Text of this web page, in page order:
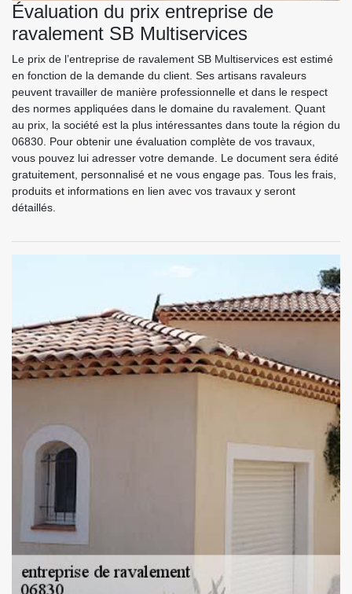
Évaluation du prix entreprise de
ravalement SB Multiservices
Le prix de l’entreprise de ravalement SB Multiservices est estimé
en fonction de la demande du client. Ses artisans ravaleurs
peuvent travailler de manière professionnelle et dans le respect
des normes appliquées dans le domaine du ravalement. Quant
au prix, la société est la plus intéressantes dans toute la région du
06830. Pour obtenir une évaluation complète de vos travaux,
vous pouvez lui adresser votre demande. Le document sera édité
gratuitement, personnalisé et ne vous engage pas. Tous les frais,
produits et informations en lien avec vos travaux y seront
détaillés.